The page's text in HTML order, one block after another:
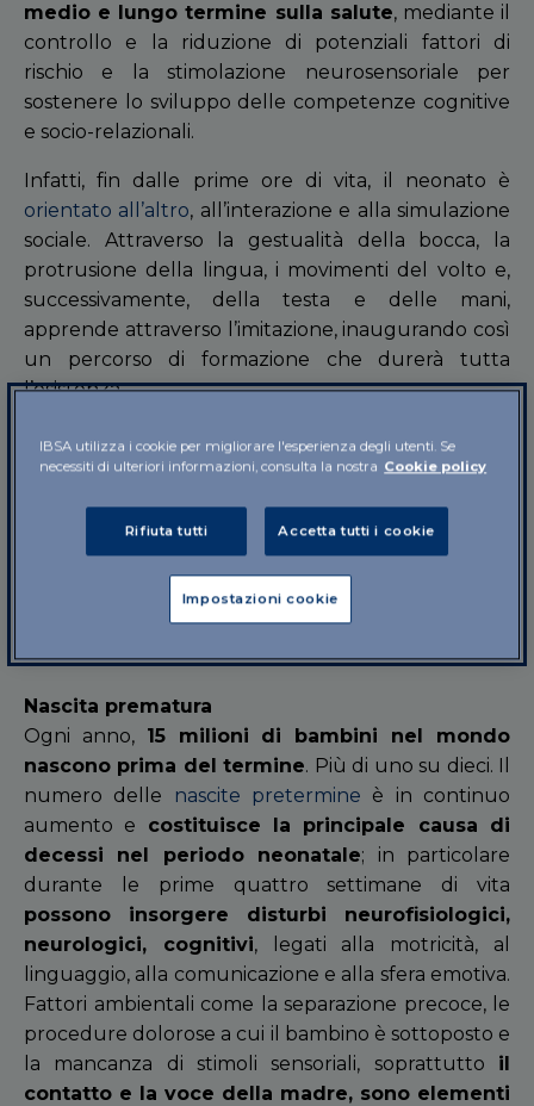
medio e lungo termine sulla salute, mediante il
controllo e la riduzione di potenziali fattori di
rischio e la stimolazione neurosensoriale per
sostenere lo sviluppo delle competenze cognitive
e socio-relazionali.
Infatti, fin dalle prime ore di vita, il neonato è
orientato all’altro, all’interazione e alla simulazione
sociale. Attraverso la gestualità della bocca, la
protrusione della lingua, i movimenti del volto e,
successivamente, della testa e delle mani,
apprende attraverso l’imitazione, inaugurando così
un percorso di formazione che durerà tutta
l’esistenza.
Ma glistudidimostrano come,già a 33-34
settimane, il feto riconosca la voce della
quando la madre pronuncia la sillaba ‘la’, risponde
aprendo la bocca, imitando il movimento per
prenatali influenzeranno i comportamenti del
Nascita prematura
Ogni anno, 15 milioni di bambini nel mondo
nascono prima del termine. Più di uno su dieci. Il
numero delle
nascite pretermine è in continuo
aumento e costituisce la principale causa di
decessi nel periodo neonatale; in particolare
durante le prime quattro settimane di vita
possono insorgere disturbi neurofisiologici,
neurologici, cognitivi, legati alla motricità, al
linguaggio, alla comunicazione e alla sfera emotiva.
Fattori ambientali come la separazione precoce, le
procedure dolorose a cui il bambino è sottoposto e
la mancanza di stimoli sensoriali, soprattutto il
contatto e la voce della madre, sono elementi
IBSA utilizza i cookie per migliorare l'esperienza degli utenti. Se
necessiti di ulteriori informazioni, consulta la nostra Cookie policy
Rifiuta tutti Accetta tutti i cookie
Impostazioni cookie